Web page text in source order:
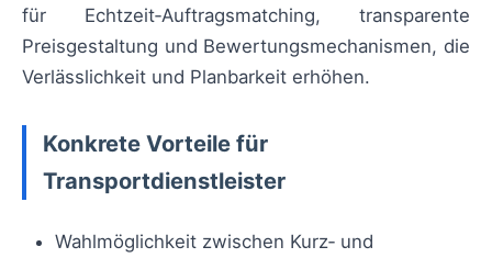
für Echtzeit‑Auftragsmatching, transparente
Preisgestaltung und Bewertungsmechanismen, die
Verlässlichkeit und Planbarkeit erhöhen.
Konkrete Vorteile für
Transportdienstleister
Wahlmöglichkeit zwischen Kurz‑ und